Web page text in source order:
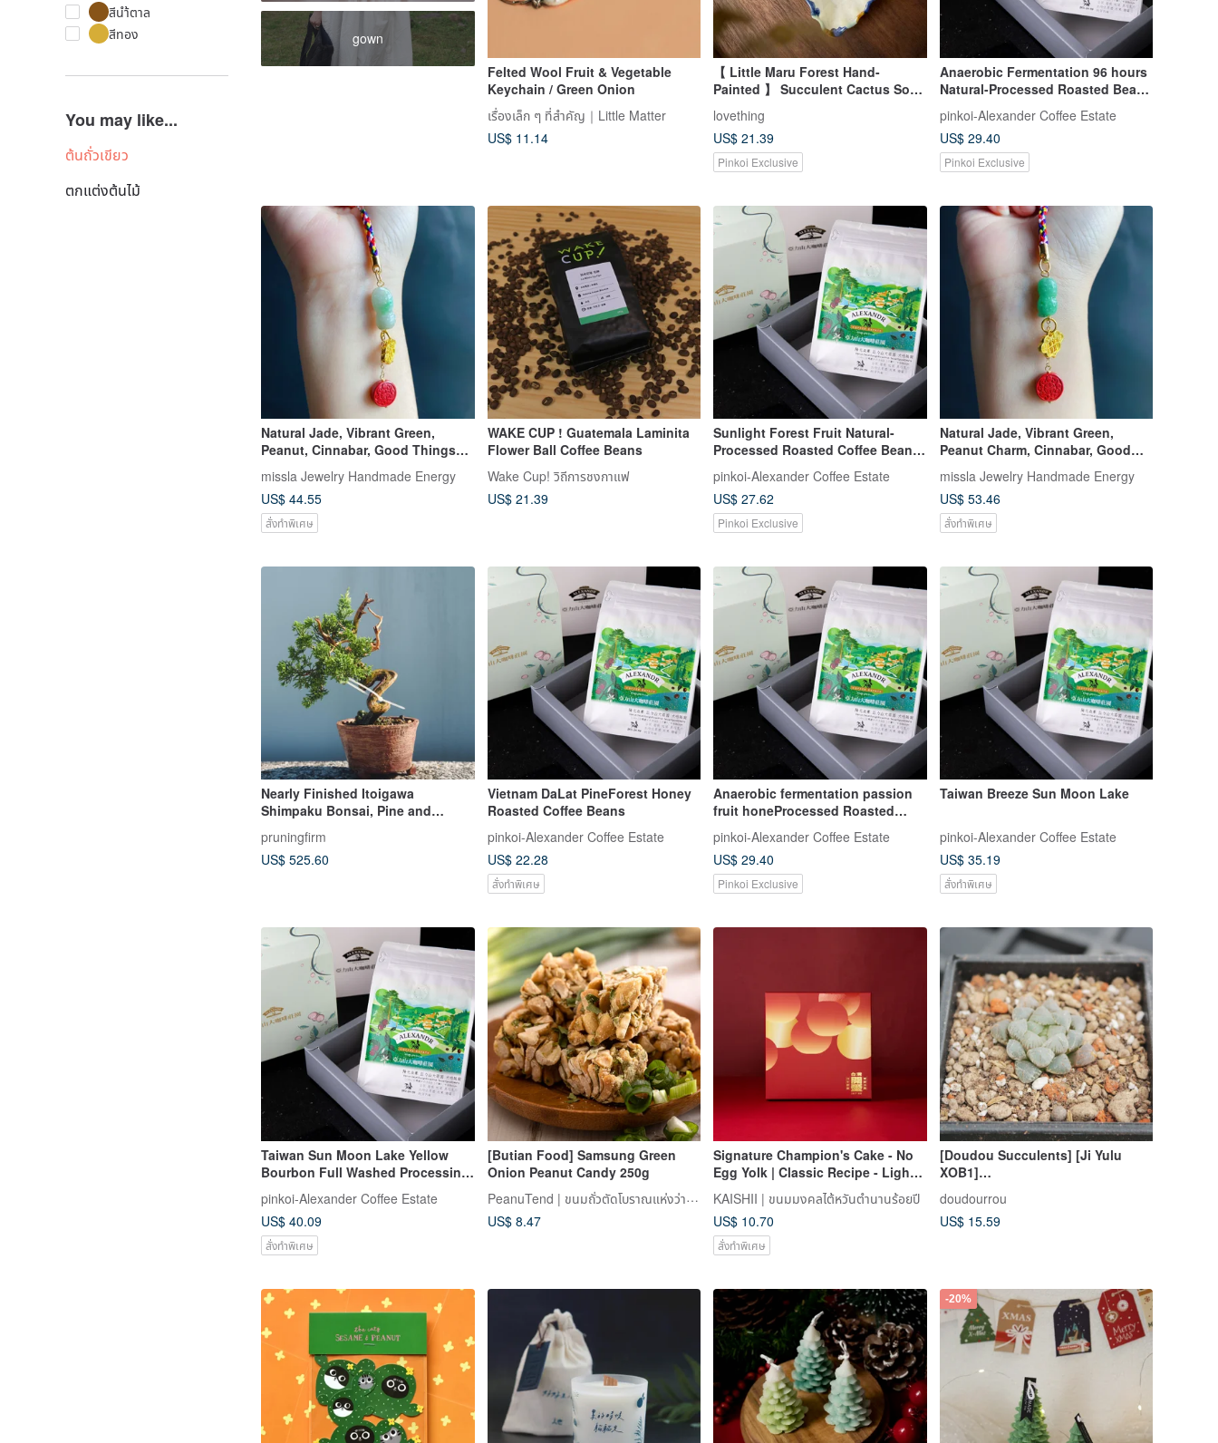
สีนำ้ตาล
สีทอง
You may like...
ต้นถั่วเขียว
ตกแต่งต้นไม้
gown
Felted Wool Fruit & Vegetable
Keychain / Green Onion
เรื่องเล็ก ๆ ที่สำคัญ｜Little Matter
US$ 11.14
【 Little Maru Forest Hand-
Painted 】 Succulent Cactus Soy
lovething
US$ 21.39
Pinkoi Exclusive
Anaerobic Fermentation 96 hours
Natural-Processed Roasted Beans
pinkoi-Alexander Coffee Estate
US$ 29.40
Pinkoi Exclusive
Natural Jade, Vibrant Green,
Peanut, Cinnabar, Good Things
Happen, New Year Peace Gift,
Charm
missla Jewelry Handmade Energy
US$ 44.55
สั่งทำพิเศษ
WAKE CUP ! Guatemala Laminita
Flower Ball Coffee Beans
Wake Cup! วิถีการชงกาแฟ
US$ 21.39
Sunlight Forest Fruit Natural-
Processed Roasted Coffee Beans
(Vietnam DaLat)
pinkoi-Alexander Coffee Estate
US$ 27.62
Pinkoi Exclusive
Natural Jade, Vibrant Green,
Peanut Charm, Cinnabar, Good
Things Happen, New Year Peace
Gift, Charm
missla Jewelry Handmade Energy
US$ 53.46
สั่งทำพิเศษ
Nearly Finished Itoigawa
Shimpaku Bonsai, Pine and
Cypress Bonsai, Itoigawa Mini
Bonsai, Shimpaku Bonsai
pruningfirm
US$ 525.60
Vietnam DaLat PineForest Honey
Roasted Coffee Beans
pinkoi-Alexander Coffee Estate
US$ 22.28
สั่งทำพิเศษ
Anaerobic fermentation passion
fruit honeProcessed Roasted
Beans (Vietnam DaLat)
pinkoi-Alexander Coffee Estate
US$ 29.40
Pinkoi Exclusive
Taiwan Breeze Sun Moon Lake
pinkoi-Alexander Coffee Estate
US$ 35.19
สั่งทำพิเศษ
Taiwan Sun Moon Lake Yellow
Bourbon Full Washed Processin
pinkoi-Alexander Coffee Estate
US$ 40.09
สั่งทำพิเศษ
[Butian Food] Samsung Green
Onion Peanut Candy 250g
PeanuTend | ขนมถั่วตัดโบราณแห่งว่านหัว (Monga)
US$ 8.47
Signature Champion's Cake - No
Egg Yolk | Classic Recipe - Light
KAISHII | ขนมมงคลไต้หวันตำนานร้อยปี
US$ 10.70
สั่งทำพิเศษ
[Doudou Succulents] [Ji Yulu
XOB1]
Succulents
doudourrou
US$ 15.59
-20%